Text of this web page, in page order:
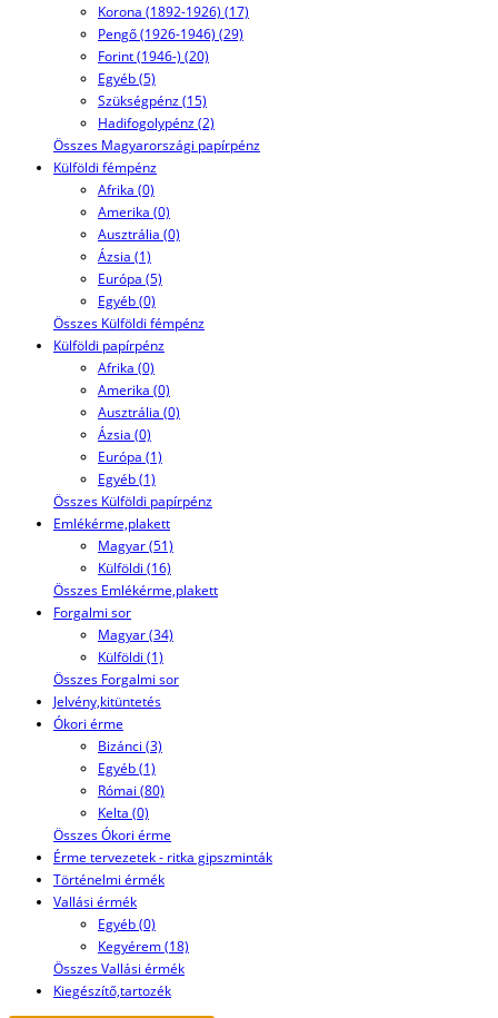
Korona (1892-1926) (17)
Pengő (1926-1946) (29)
Forint (1946-) (20)
Egyéb (5)
Szükségpénz (15)
Hadifogolypénz (2)
Összes Magyarországi papírpénz
Külföldi fémpénz
Afrika (0)
Amerika (0)
Ausztrália (0)
Ázsia (1)
Európa (5)
Egyéb (0)
Összes Külföldi fémpénz
Külföldi papírpénz
Afrika (0)
Amerika (0)
Ausztrália (0)
Ázsia (0)
Európa (1)
Egyéb (1)
Összes Külföldi papírpénz
Emlékérme,plakett
Magyar (51)
Külföldi (16)
Összes Emlékérme,plakett
Forgalmi sor
Magyar (34)
Külföldi (1)
Összes Forgalmi sor
Jelvény,kitüntetés
Ókori érme
Bizánci (3)
Egyéb (1)
Római (80)
Kelta (0)
Összes Ókori érme
Érme tervezetek - ritka gipszminták
Történelmi érmék
Vallási érmék
Egyéb (0)
Kegyérem (18)
Összes Vallási érmék
Kiegészítő,tartozék